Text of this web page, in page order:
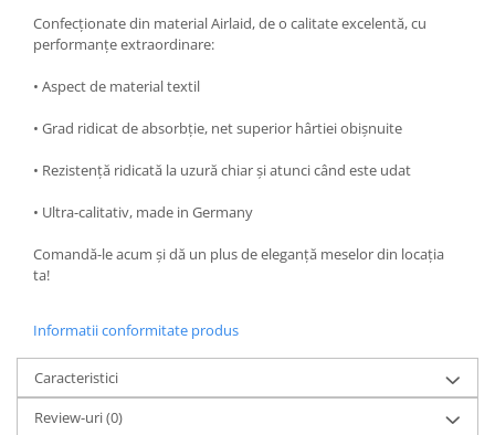
Confecționate din material Airlaid, de o calitate excelentă, cu
performanțe extraordinare:
• Aspect de material textil
• Grad ridicat de absorbție, net superior hârtiei obișnuite
• Rezistență ridicată la uzură chiar și atunci când este udat
• Ultra-calitativ, made in Germany
Comandă-le acum și dă un plus de eleganță meselor din locația
ta!
Informatii conformitate produs
Caracteristici
Review-uri(0)